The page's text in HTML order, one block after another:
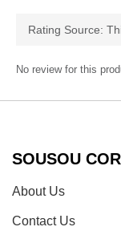
No review for this
SOUSOU
About Us
Contact Us